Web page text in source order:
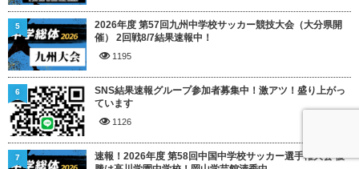
2026年度 第57回九州中学校サッカー競技大会（大分県開
催） 2回戦8/7結果速報中！
1195
5
SNS結果速報グループ参加者募集中！激アツ！盛り上がっ
ています
1126
6
速報！2026年度 第58回中国中学校サッカー選手権大会 優
7